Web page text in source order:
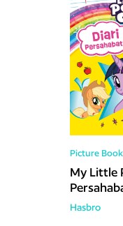
Picture
My Little
Hasbro